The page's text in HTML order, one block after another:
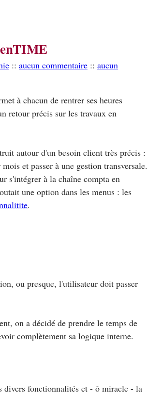
:: aucun commentaire :: aucun
à chacun de rentrer ses heures
retour précis sur les travaux en
autour d'un besoin client très précis :
et passer à une gestion transversale.
s'intégrer à la chaîne compta en
une option dans les menus : les
.
ou presque, l'utilisateur doit passer
on a décidé de prendre le temps de
complètement sa logique interne.
divers fonctionnalités et - ô miracle - la